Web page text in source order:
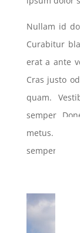
Nullam id
Curabitur
erat a ante
Cras justo
quam.
semper.
metus.
semper.